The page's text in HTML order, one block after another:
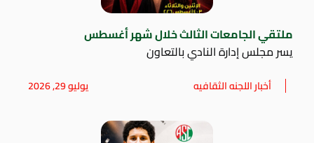
ملتقي الجامعات الثالث خلال شهر أغسطس
يسر مجلس إدارة النادي بالتعاون
أخبار اللجنه الثقافيه يوليو 29, 2026